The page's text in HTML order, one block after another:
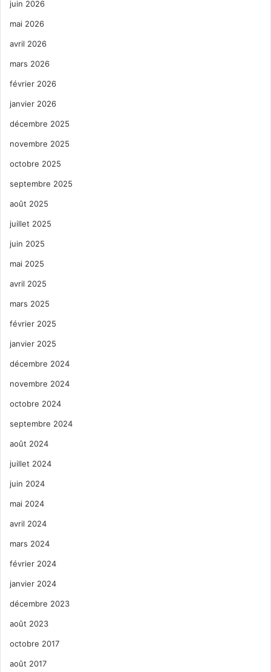
juin 2026
mai 2026
avril 2026
mars 2026
février 2026
janvier 2026
décembre 2025
novembre 2025
octobre 2025
septembre 2025
août 2025
juillet 2025
juin 2025
mai 2025
avril 2025
mars 2025
février 2025
janvier 2025
décembre 2024
novembre 2024
octobre 2024
septembre 2024
août 2024
juillet 2024
juin 2024
mai 2024
avril 2024
mars 2024
février 2024
janvier 2024
décembre 2023
août 2023
octobre 2017
août 2017